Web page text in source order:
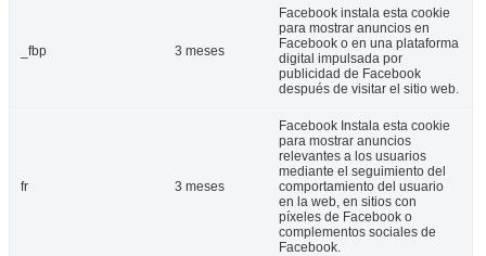
_fbp 3 meses
Facebook instala esta cookie
para mostrar anuncios en
Facebook o en una plataforma
digital impulsada por
publicidad de Facebook
después de visitar el sitio web.
fr 3 meses
Facebook Instala esta cookie
para mostrar anuncios
relevantes a los usuarios
mediante el seguimiento del
comportamiento del usuario
en la web, en sitios con
píxeles de Facebook o
complementos sociales de
Facebook.